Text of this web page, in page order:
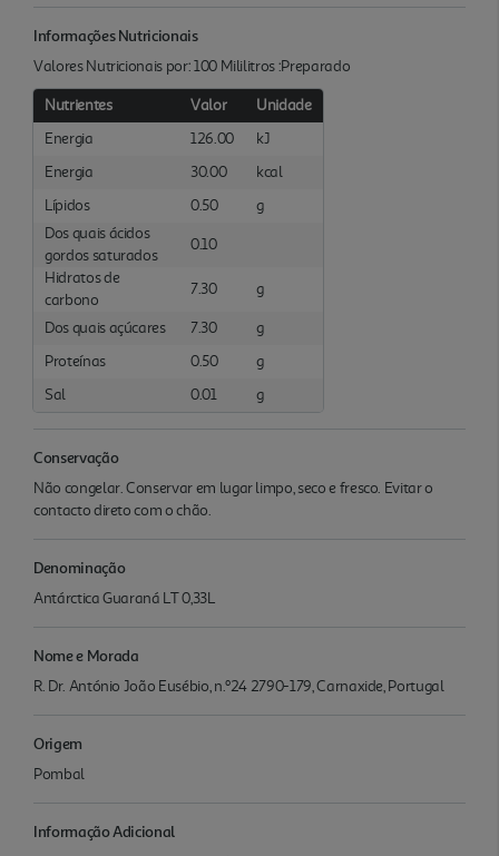
Informações Nutricionais
Valores Nutricionais por: 100 Mililitros :Preparado
Nutrientes Valor
Unidade
Energia
126.00
kJ
Energia
30.00
kcal
Lípidos
0.50
g
Dos quais ácidos
gordos saturados
0.10
Hidratos de
carbono
7.30 g
Dos quais açúcares 7.30
g
Proteínas
0.50
g
Sal
0.01 g
Conservação
Não congelar. Conservar em lugar limpo, seco e fresco. Evitar o
contacto direto com o chão.
Denominação
Antárctica Guaraná LT 0,33L
Nome e Morada
R. Dr. António João Eusébio, n.º24 2790-179, Carnaxide, Portugal
Origem
Pombal
Informação Adicional